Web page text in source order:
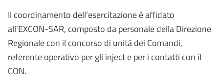
Il coordinamento dell’esercitazione è affidato
all’EXCON-SAR, composto da personale della Direzione
Regionale con il concorso di unità dei Comandi,
referente operativo per gli inject e per i contatti con il
CON.